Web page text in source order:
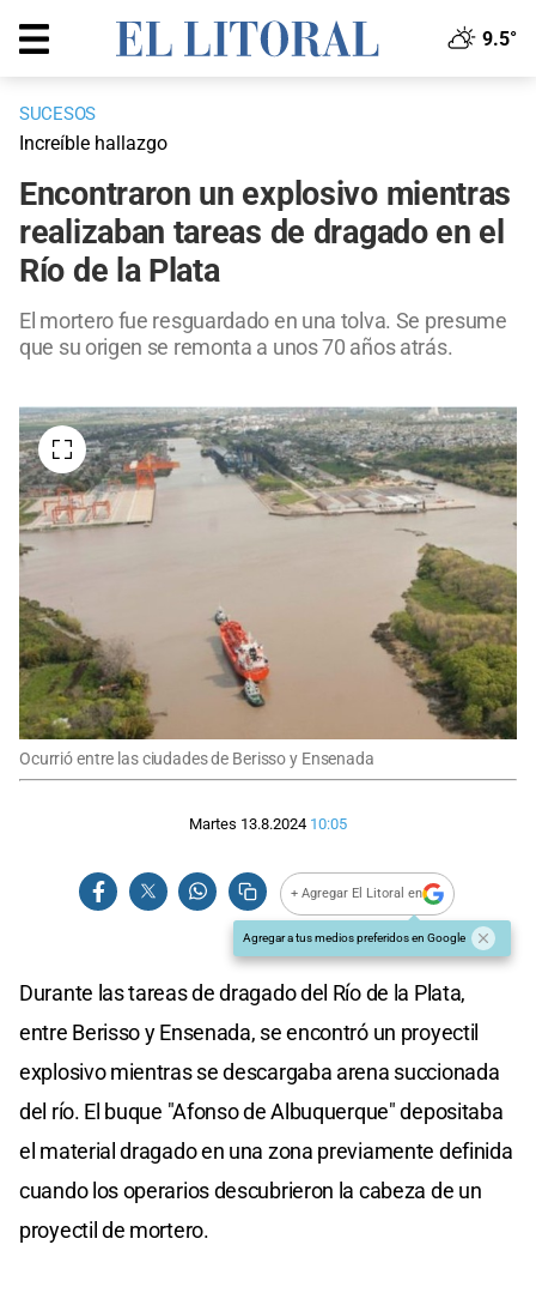
9.5°
SUCESOS
Increíble hallazgo
Encontraron un explosivo mientras
realizaban tareas de dragado en el
Río de la Plata
El mortero fue resguardado en una tolva. Se presume
que su origen se remonta a unos 70 años atrás.
Ocurrió entre las ciudades de Berisso y Ensenada
Martes 13.8.2024 10:05
+ Agregar El Litoral en
Agregar a tus medios preferidos en Google
Durante las tareas de dragado del Río de la Plata,
entre Berisso y Ensenada, se encontró un proyectil
explosivo mientras se descargaba arena succionada
del río. El buque "Afonso de Albuquerque" depositaba
el material dragado en una zona previamente definida
cuando los operarios descubrieron la cabeza de un
proyectil de mortero.